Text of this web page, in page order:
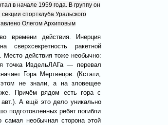
в начале 1959 года. В группу он
спортклуба Уральского
Олегом Архиповым
времени действия. Инерция
ракетной
Место действия тоже необычно:
точка ИвдельЛАГа — перевал
Гора Мертвецов. (Кстати,
этом не знали, а на зловещее
Причём рядом есть гора с
А ещё это дело уникально
подготовленных ребят погибли
необычная сторона этой